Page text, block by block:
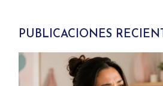
PUBLICACIONES